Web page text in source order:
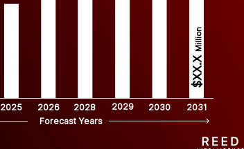
2025 2026 2028 2029 2030 2031
$XX.X
Million
Forecast Years